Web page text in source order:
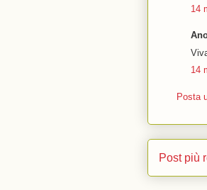
14
14
Posta
Post più